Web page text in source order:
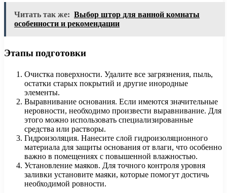
Читать так же: Выбор штор для ванной комнаты
особенности и рекомендации
Этапы подготовки
Очистка поверхности. Удалите все загрязнения, пыль,
остатки старых покрытий и другие инородные
элементы.
Выравнивание основания. Если имеются значительные
неровности, необходимо произвести выравнивание. Для
этого можно использовать специализированные
средства или растворы.
Гидроизоляция. Нанесите слой гидроизоляционного
материала для защиты основания от влаги, что особенно
важно в помещениях с повышенной влажностью.
Установление маяков. Для точного контроля уровня
заливки установите маяки, которые помогут достичь
необходимой ровности.